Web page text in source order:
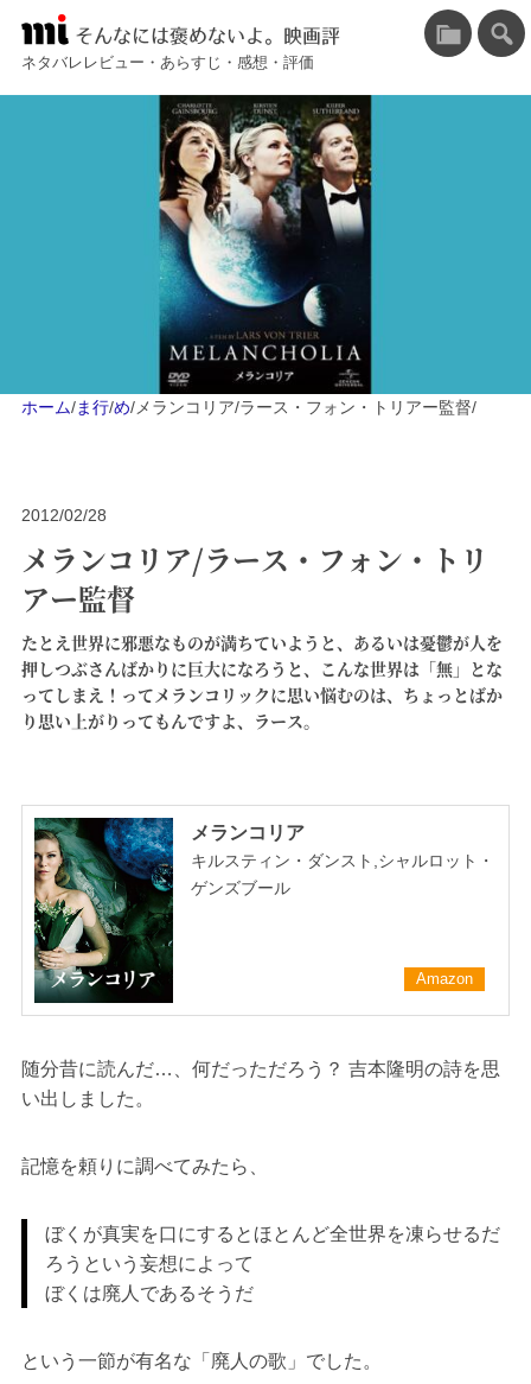
そんなには褒めないよ。映画評
ネタバレレビュー・あらすじ・感想・評価
ホーム/ま行/め/メランコリア/ラース・フォン・トリアー監督/
2012/02/28
メランコリア/ラース・フォン・トリ
アー監督
たとえ世界に邪悪なものが満ちていようと、あるいは憂鬱が人を
押しつぶさんばかりに巨大になろうと、こんな世界は「無」とな
ってしまえ！ってメランコリックに思い悩むのは、ちょっとばか
り思い上がりってもんですよ、ラース。
メランコリア
キルスティン・ダンスト,シャルロット・
ゲンズブール
Amazon
随分昔に読んだ…、何だっただろう？ 吉本隆明の詩を思
い出しました。
記憶を頼りに調べてみたら、
ぼくが真実を口にするとほとんど全世界を凍らせるだ
ろうという妄想によって
ぼくは廃人であるそうだ
という一節が有名な「廃人の歌」でした。